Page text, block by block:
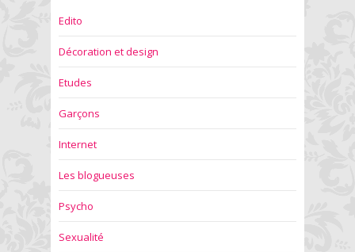
Edito
Décoration et design
Etudes
Garçons
Internet
Les blogueuses
Psycho
Sexualité